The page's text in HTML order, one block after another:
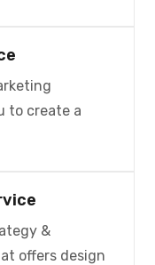
to create a
&
offers design